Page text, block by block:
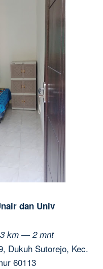
dan Univ
km — 2 mnt
Dukuh Sutorejo, Kec.
60113